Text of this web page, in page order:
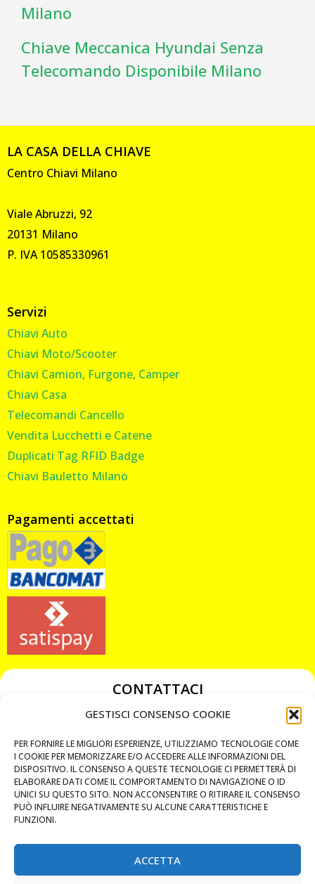
GESTISCI CONSENSO COOKIE
PER FORNIRE LE MIGLIORI ESPERIENZE, UTILIZZIAMO TECNOLOGIE COME
I COOKIE PER MEMORIZZARE E/O ACCEDERE ALLE INFORMAZIONI DEL
DISPOSITIVO. IL CONSENSO A QUESTE TECNOLOGIE CI PERMETTERÀ DI
ELABORARE DATI COME IL COMPORTAMENTO DI NAVIGAZIONE O ID
UNICI SU QUESTO SITO. NON ACCONSENTIRE O RITIRARE IL CONSENSO
PUÒ INFLUIRE NEGATIVAMENTE SU ALCUNE CARATTERISTICHE E
FUNZIONI.
ACCETTA
Milano
Chiave Meccanica Hyundai Senza
Telecomando Disponibile Milano
LA CASA DELLA CHIAVE
Centro Chiavi Milano
Viale Abruzzi, 92
20131 Milano
P. IVA 10585330961
Servizi
Chiavi Auto
Chiavi Moto/Scooter
Chiavi Camion, Furgone, Camper
Chiavi Casa
Telecomandi Cancello
Vendita Lucchetti e Catene
Duplicati Tag RFID Badge
Chiavi Bauletto Milano
Pagamenti accettati
CONTATTACI
349 3863811
chiavicodificate@gmail.com
Privacy Policy
Cookie Policy
MAPS